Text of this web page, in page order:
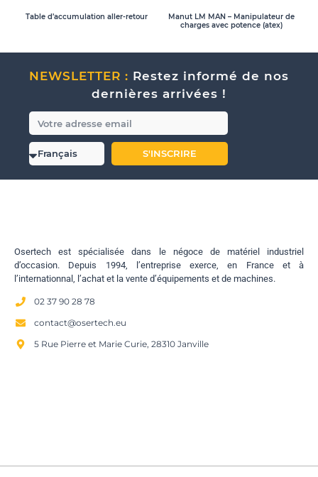
Table d’accumulation aller-retour
Manut LM MAN – Manipulateur de
charges avec potence (atex)
NEWSLETTER : Restez informé de nos
dernières arrivées !
S'INSCRIRE
Osertech est spécialisée dans le négoce de matériel industriel
d’occasion. Depuis 1994, l’entreprise exerce, en France et à
l’internationnal, l’achat et la vente d’équipements et de machines.
02 37 90 28 78
contact@osertech.eu
5 Rue Pierre et Marie Curie, 28310 Janville